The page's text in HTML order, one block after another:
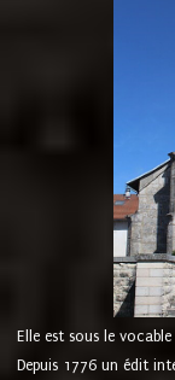
Elle est sous le
Depuis 1776 un édit